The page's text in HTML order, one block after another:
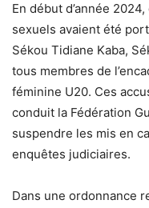
En début d’année
sexuels avaient été
Sékou Tidiane Kaba,
tous membres de
féminine U20. Ces
conduit la Fédération
suspendre les mis en
enquêtes judiciaires.
Dans une ordonnance